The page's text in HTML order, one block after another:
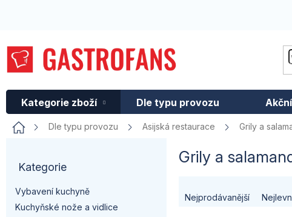
Kategorie zboží
Dle typu provozu
Domů Dle typu provozu Asijská restaurace Grily a
Přeskočit
Kategorie
Vybavení kuchyně
Kuchyňské nože a vidlice
Grily a
Nejprodávanější